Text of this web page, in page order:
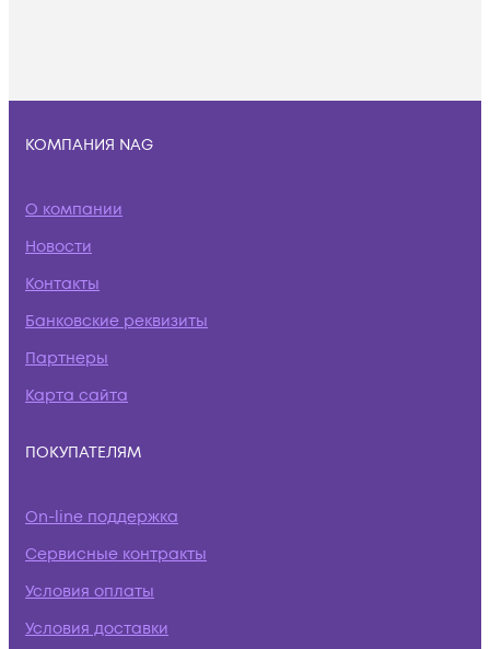
КОМПАНИЯ NAG
О компании
Новости
Контакты
Банковские реквизиты
Партнеры
Карта сайта
ПОКУПАТЕЛЯМ
On-line поддержка
Сервисные контракты
Условия оплаты
Условия доставки